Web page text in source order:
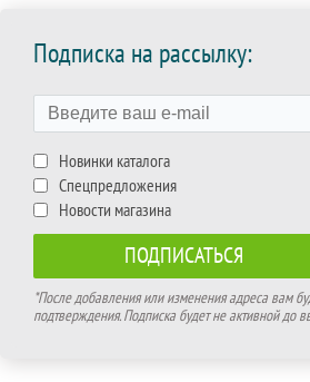
Подписка на рассылку:
Новинки каталога
Спецпредложения
Новости магазина
*После добавления или изменения адреса вам
подтверждения. Подписка будет не активной до